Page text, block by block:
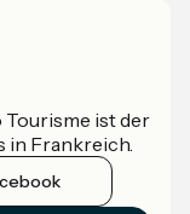
Tourisme ist der
in Frankreich.